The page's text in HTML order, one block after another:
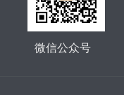
微信公众号